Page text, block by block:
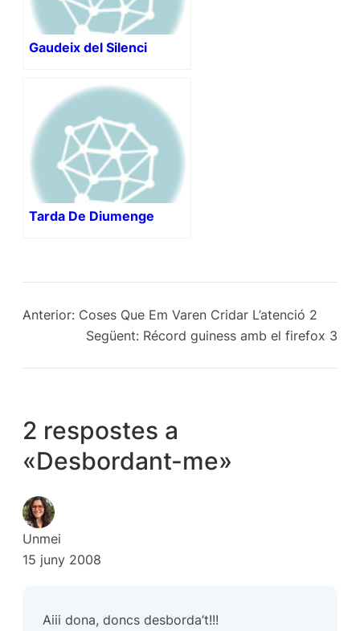
Gaudeix del Silenci
Tarda De Diumenge
Anterior: Coses Que Em Varen Cridar L’atenció 2
Següent: Récord guiness amb el firefox 3
2 respostes a
«Desbordant-me»
Unmei
15 juny 2008
Aiii dona, doncs desborda’t!!!